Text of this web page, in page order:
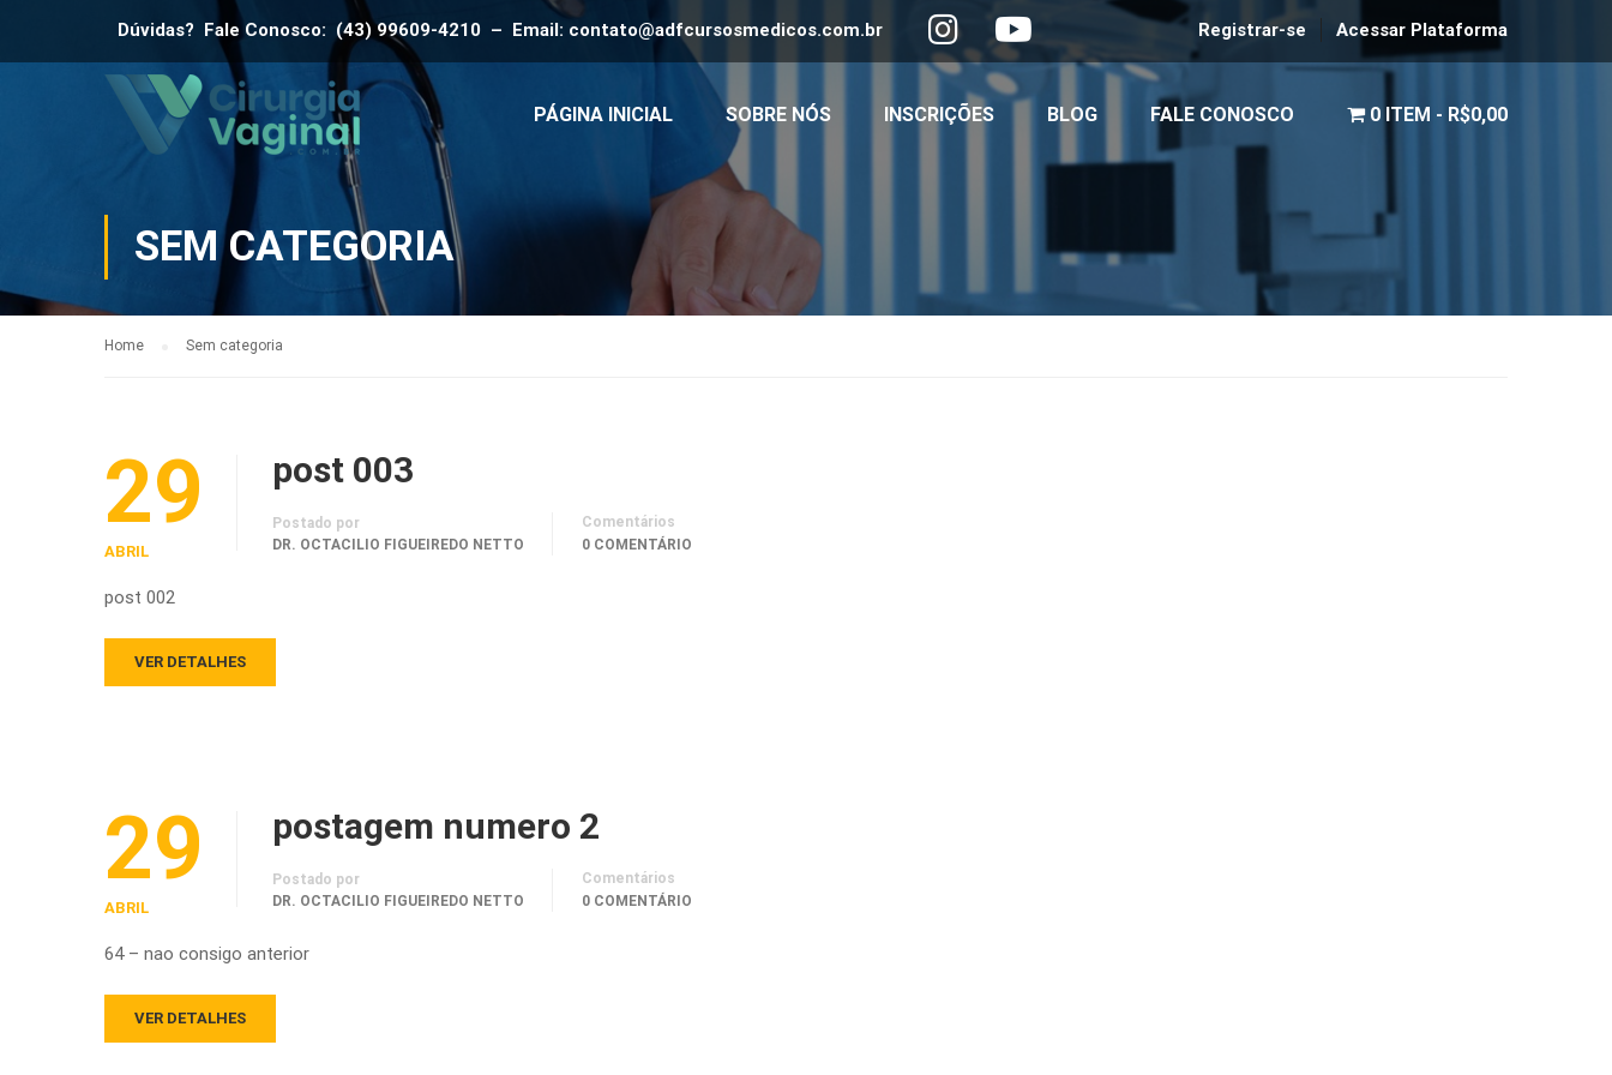
Registrar-se Acessar Plataforma
Dúvidas? Fale Conosco: (43) 99609-4210 – Email: contato@adfcursosmedicos.com.br
PÁGINA INICIAL SOBRE NÓS INSCRIÇÕES BLOG FALE CONOSCO 0 ITEM R$0,00
SEM CATEGORIA
Home Sem categoria
29
ABRIL
post 003
Postado por
DR. OCTACILIO FIGUEIREDO NETTO
Comentários
0 COMENTÁRIO
post 002
VER DETALHES
29
ABRIL
postagem numero 2
Postado por
DR. OCTACILIO FIGUEIREDO NETTO
Comentários
0 COMENTÁRIO
64 – nao consigo anterior
VER DETALHES